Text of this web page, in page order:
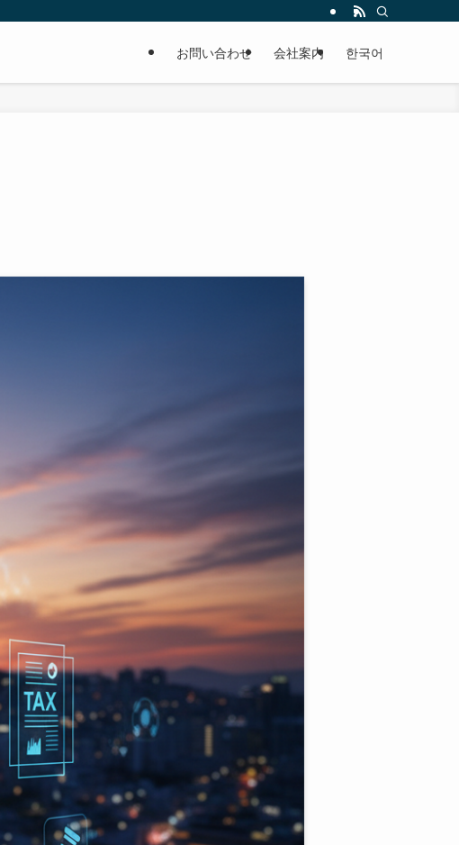
お問い合わせ 会社案内 한국어